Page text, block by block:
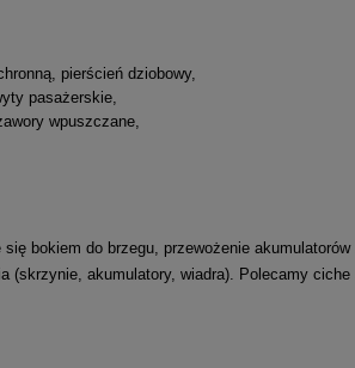
pierścień dziobowy,
pasażerskie,
wpuszczane,
się bokiem do brzegu, przewożenie
(skrzynie, akumulatory, wiadra). Polecamy ciche